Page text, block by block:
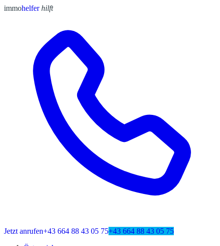
immohelfer hilft
Jetzt anrufen+43 664 88 43 05 75+43 664 88 43 05 75